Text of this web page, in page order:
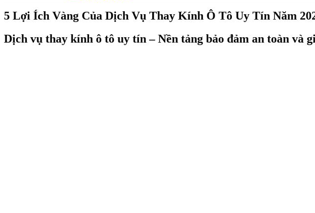
5 Lợi Ích Vàng Của Dịch Vụ Thay Kính Ô Tô Uy Tín Năm
Dịch vụ thay kính ô tô uy tín – Nền tảng bảo đảm an toàn và